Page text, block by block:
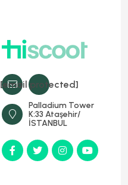
[email protected]
Palladium Tower
K:33 Ataşehir/
İSTANBUL